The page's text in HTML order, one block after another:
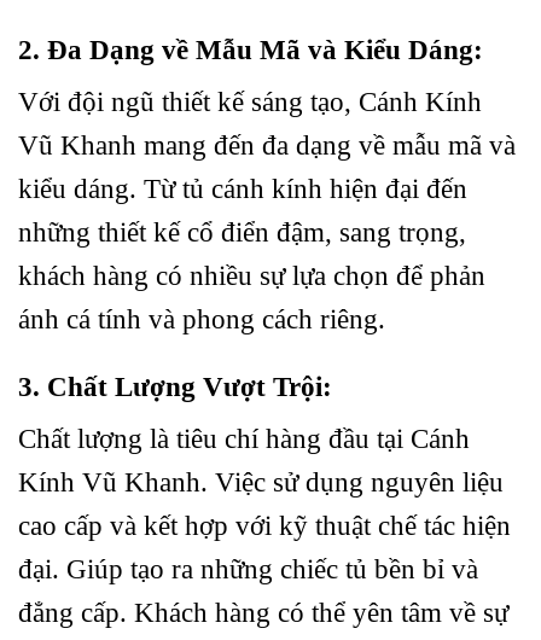
2. Đa Dạng về Mẫu Mã và Kiểu Dáng:
Với đội ngũ thiết kế sáng tạo, Cánh Kính
Vũ Khanh mang đến đa dạng về mẫu mã và
kiểu dáng. Từ tủ cánh kính hiện đại đến
những thiết kế cổ điển đậm, sang trọng,
khách hàng có nhiều sự lựa chọn để phản
ánh cá tính và phong cách riêng.
3. Chất Lượng Vượt Trội:
Chất lượng là tiêu chí hàng đầu tại Cánh
Kính Vũ Khanh. Việc sử dụng nguyên liệu
cao cấp và kết hợp với kỹ thuật chế tác hiện
đại. Giúp tạo ra những chiếc tủ bền bỉ và
đẳng cấp. Khách hàng có thể yên tâm về sự